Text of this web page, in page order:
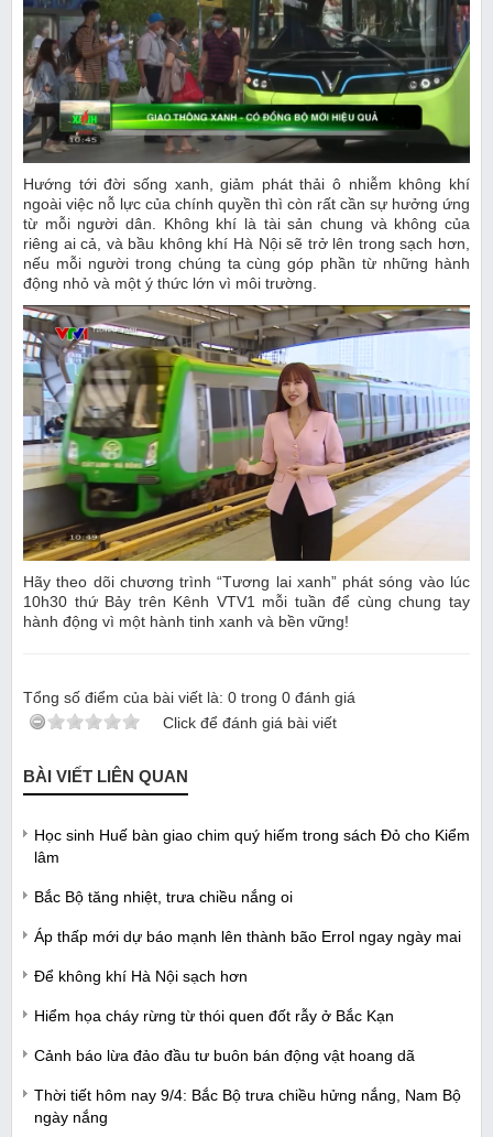
Hướng tới đời sống xanh, giảm phát thải ô nhiễm không khí
ngoài việc nỗ lực của chính quyền thì còn rất cần sự hưởng ứng
từ mỗi người dân. Không khí là tài sản chung và không của
riêng ai cả, và bầu không khí Hà Nội sẽ trở lên trong sạch hơn,
nếu mỗi người trong chúng ta cùng góp phần từ những hành
động nhỏ và một ý thức lớn vì môi trường.
Hãy theo dõi chương trình “Tương lai xanh” phát sóng vào lúc
10h30 thứ Bảy trên Kênh VTV1 mỗi tuần để cùng chung tay
hành động vì một hành tinh xanh và bền vững!
Tổng số điểm của bài viết là: 0 trong 0 đánh giá
Click để đánh giá bài viết
BÀI VIẾT LIÊN QUAN
Học sinh Huế bàn giao chim quý hiếm trong sách Đỏ cho Kiểm
lâm
Bắc Bộ tăng nhiệt, trưa chiều nắng oi
Áp thấp mới dự báo mạnh lên thành bão Errol ngay ngày mai
Để không khí Hà Nội sạch hơn
Hiểm họa cháy rừng từ thói quen đốt rẫy ở Bắc Kạn
Cảnh báo lừa đảo đầu tư buôn bán động vật hoang dã
Thời tiết hôm nay 9/4: Bắc Bộ trưa chiều hửng nắng, Nam Bộ
ngày nắng